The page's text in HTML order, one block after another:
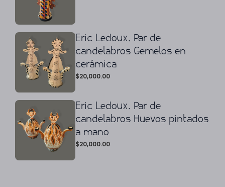
Eric Ledoux. Par de
candelabros Gemelos en
cerámica
$20,000.00
Eric Ledoux. Par de
candelabros Huevos pintados
a mano
$20,000.00